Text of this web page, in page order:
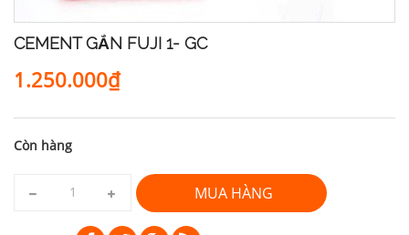
CEMENT GẮN FUJI 1- GC
1.250.000₫
Còn hàng
MUA HÀNG